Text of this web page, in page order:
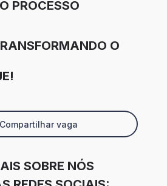
PROCESSO
O
Compartilhar vaga
SOBRE NÓS